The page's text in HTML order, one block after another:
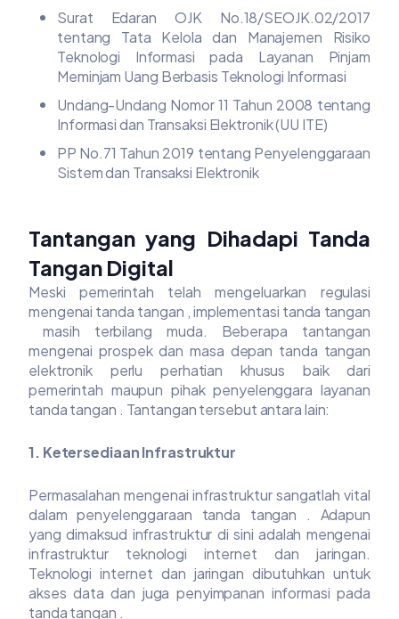
Surat Edaran OJK No.18/SEOJK.02/2017
tentang Tata Kelola dan Manajemen Risiko
Teknologi Informasi pada Layanan Pinjam
Meminjam Uang Berbasis Teknologi Informasi
Undang-Undang Nomor 11 Tahun 2008 tentang
Informasi dan Transaksi Elektronik (UU ITE)
PP No.71 Tahun 2019 tentang Penyelenggaraan
Sistem dan Transaksi Elektronik
Tantangan yang Dihadapi Tanda
Tangan Digital
Meski pemerintah telah mengeluarkan regulasi
mengenai tanda tangan , implementasi tanda tangan
masih terbilang muda. Beberapa tantangan
mengenai prospek dan masa depan tanda tangan
elektronik perlu perhatian khusus baik dari
pemerintah maupun pihak penyelenggara layanan
tanda tangan . Tantangan tersebut antara lain:
1. Ketersediaan Infrastruktur
Permasalahan mengenai infrastruktur sangatlah vital
dalam penyelenggaraan tanda tangan . Adapun
yang dimaksud infrastruktur di sini adalah mengenai
infrastruktur teknologi internet dan jaringan.
Teknologi internet dan jaringan dibutuhkan untuk
akses data dan juga penyimpanan informasi pada
tanda tangan .